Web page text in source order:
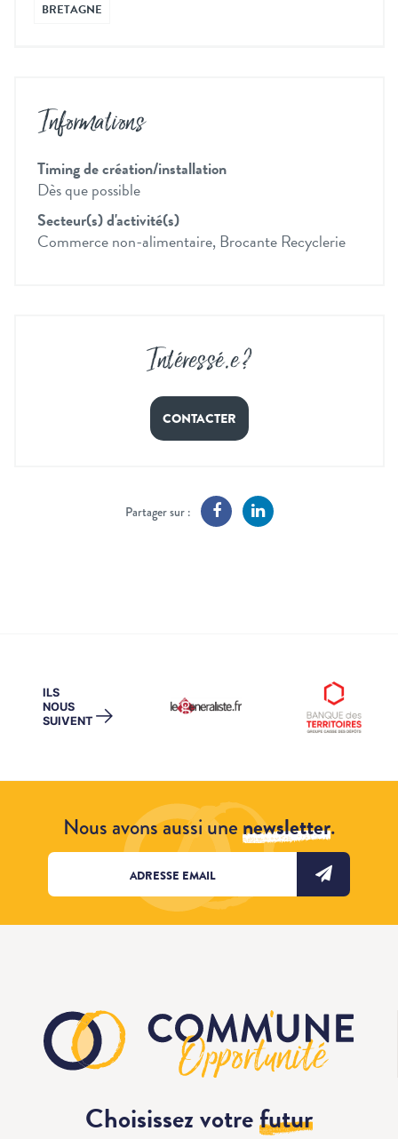
BRETAGNE
Informations
Timing de création/installation
Dès que possible
Secteur(s) d'activité(s)
Commerce non-alimentaire, Brocante Recyclerie
Intéressé.e ?
CONTACTER
Partager sur :
ILS
NOUS
SUIVENT →
Nous avons aussi unenewsletter.
Choisissez votrefutur